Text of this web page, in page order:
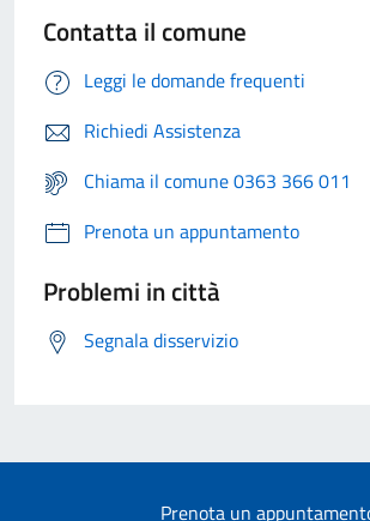
Contatta il comune
Leggi le domande frequenti
Richiedi Assistenza
Chiama il comune 0363 366 011
Prenota un appuntamento
Problemi in città
Segnala disservizio
Prenota un